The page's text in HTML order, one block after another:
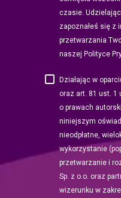
czasie.
zapoznałeś się z
przetwarzania
naszej Polityce
Działając w
oraz art. 81 ust. 1
o prawach
niniejszym
nieodpłatne,
wykorzystanie
przetwarzanie i
Sp. z o.o. oraz
wizerunku w